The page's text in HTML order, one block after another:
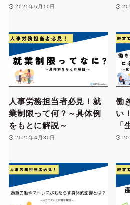
2025年6月10日
人事労務担当者必見！就
業制限って何？～具体例
をもとに解説～
2025年4月30日
働
い
「